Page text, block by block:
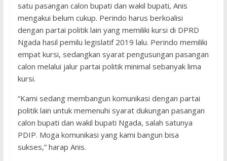
satu pasangan calon bupati dan wakil bupati, Anis
mengakui belum cukup. Perindo harus berkoalisi
dengan partai politik lain yang memiliki kursi di DPRD
Ngada hasil pemilu legislatif 2019 lalu. Perindo memiliki
empat kursi, sedangkan syarat pengusungan pasangan
calon melalui jalur partai politik minimal sebanyak lima
kursi.
“Kami sedang membangun komunikasi dengan partai
politik lain untuk memenuhi syarat dukungan pasangan
calon bupati dan wakil bupati Ngada, salah satunya
PDIP. Moga komunikasi yang kami bangun bisa
sukses,” harap Anis.